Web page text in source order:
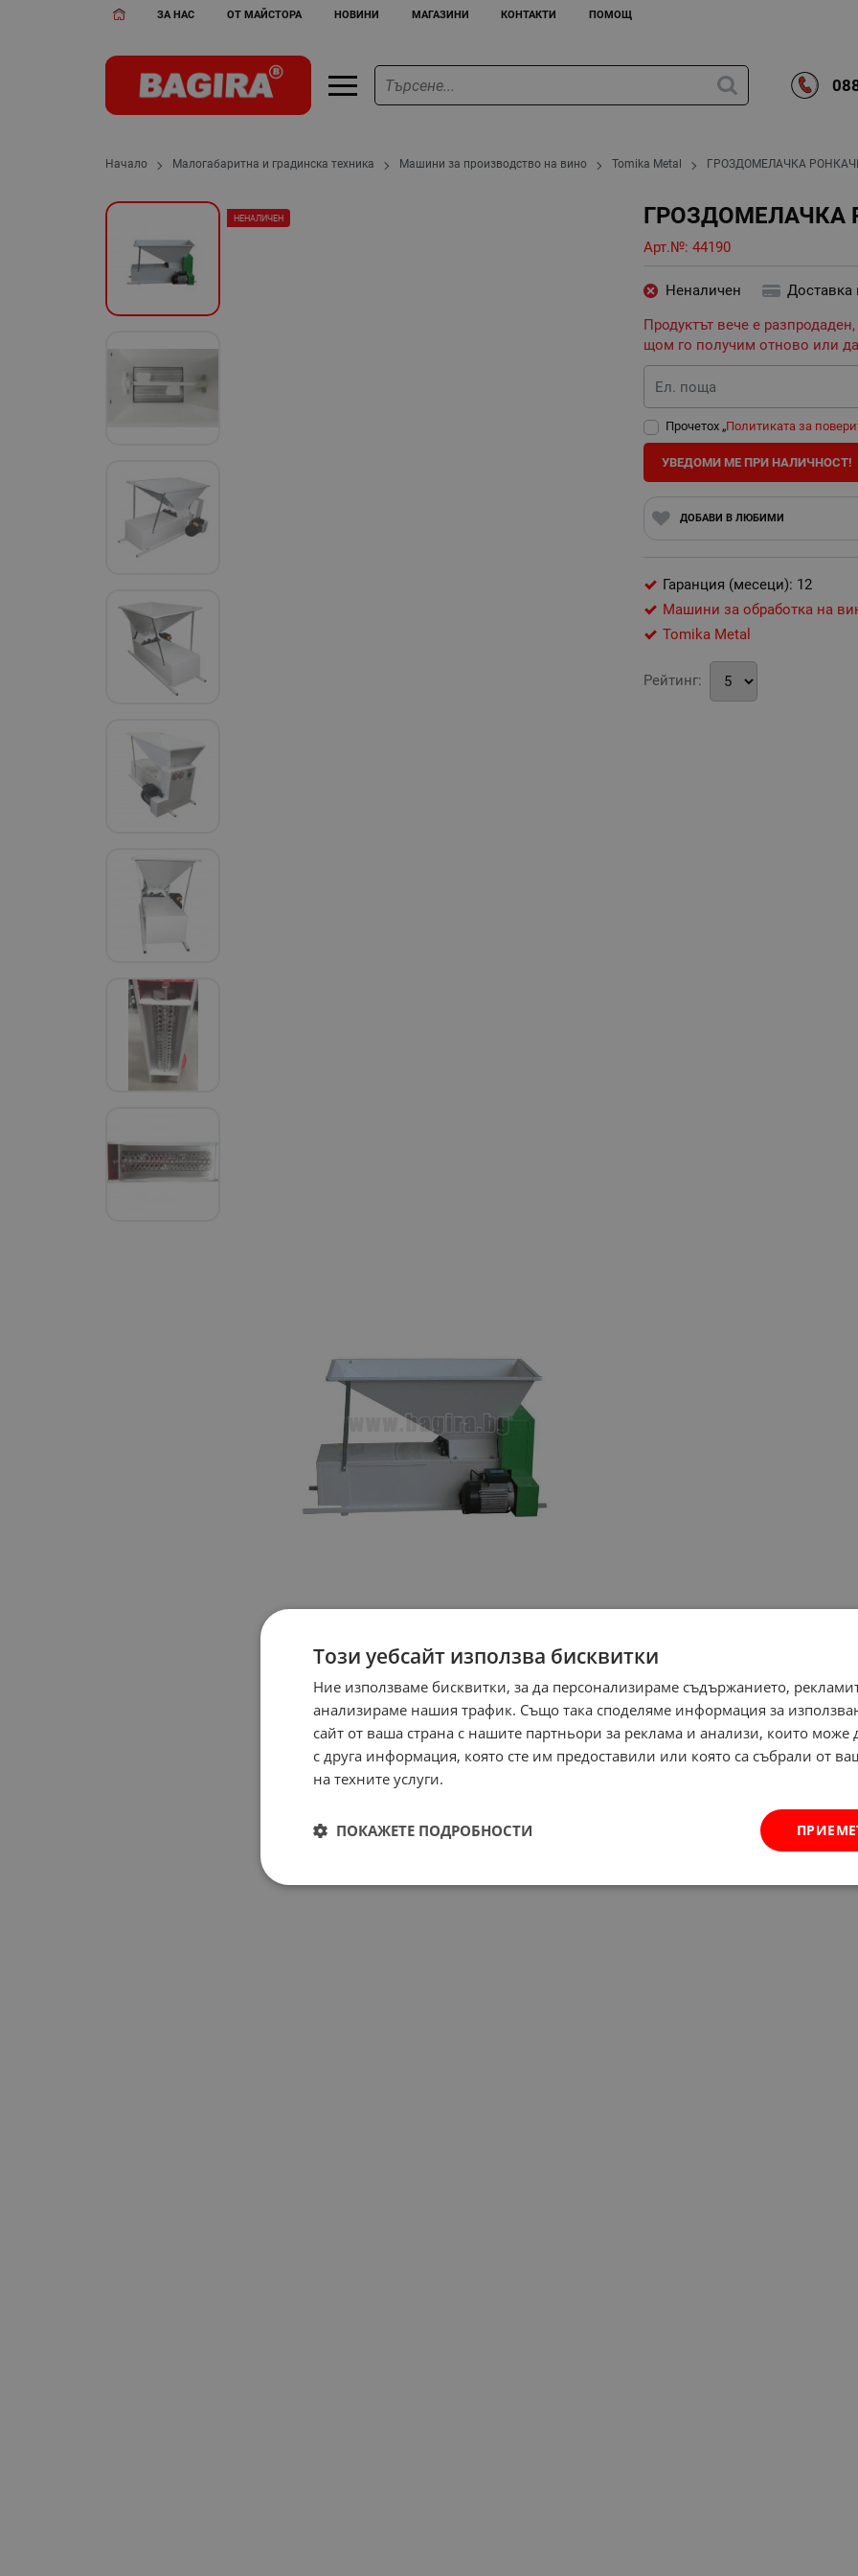
ЗА НАС ОТ МАЙСТОРА НОВИНИ МАГАЗИНИ КОНТАКТИ ПОМОЩ
Начало Малогабаритна и градинска техника Машини за производство на вино Tomika Metal ГРОЗДОМЕЛАЧКА
ГРОЗДОМЕЛАЧКА
Арт.№: 44190
НЕНАЛИЧЕН
Неналичен
Продуктът вече е
щом го получим отново или
Ел. поща
Прочетох „Политиката за
УВЕДОМИ МЕ ПРИ НАЛИЧНОСТ!
ДОБАВИ В ЛЮБИМИ
Гаранция (месеци): 12
Машини за обработка на
Tomika Metal
Рейтинг:
Този уебсайт използва бисквитки
Ние използваме бисквитки, за да персонализираме съдържанието,
анализираме нашия трафик. Също така споделяме информация за
сайт от ваша страна с нашите партньори за реклама и анализи, които може
с друга информация, която сте им предоставили или която са събрали от
на техните услуги.
ПОКАЖЕТЕ ПОДРОБНОСТИ